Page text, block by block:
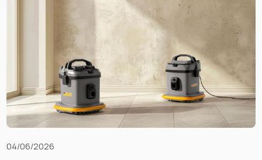
04/06/2026